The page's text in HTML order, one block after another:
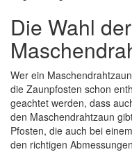
Die Wahl
Wer ein
die Zaunpfosten schon
geachtet werden, dass
den Maschendrahtzaun
Pfosten, die auch bei
den richtigen